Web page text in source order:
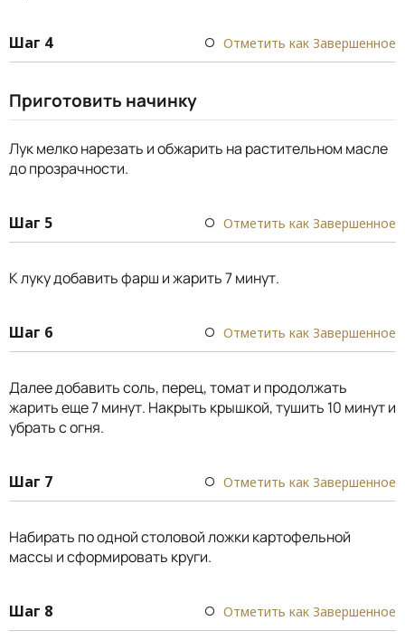
Шаг 4 Отметить как Завершенное
Приготовить начинку
Лук мелко нарезать и обжарить на растительном масле
до прозрачности.
Шаг 5 Отметить как Завершенное
К луку добавить фарш и жарить 7 минут.
Шаг 6 Отметить как Завершенное
Далее добавить соль, перец, томат и продолжать
жарить еще 7 минут. Накрыть крышкой, тушить 10 минут и
убрать с огня.
Шаг 7 Отметить как Завершенное
Набирать по одной столовой ложки картофельной
массы и сформировать круги.
Шаг 8 Отметить как Завершенное